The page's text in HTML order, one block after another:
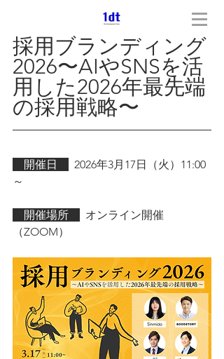
採用ブランディング
2026〜AIやSNSを活
用した2026年最先端
の採用戦略〜
開催日
2026年3月17日（火）11:00
～
開催場所
  オンライン開催
（ZOOM）